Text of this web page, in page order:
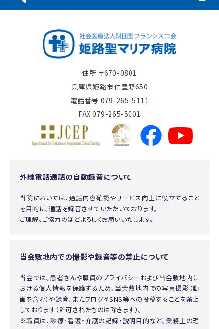
住所 〒670-0801
兵庫県姫路市仁豊野650
電話番号 079-265-5111
FAX 079-265-5001
外線電話通話の自動録音について
当院においては、通話内容確認やサービス向上に役立てること
を目的に、通話を録音させていただいております。
ご理解、ご協力のほどよろしくお願いいたします。
当会敷地内での撮影や録音等の禁止について
当会では、患者さんや職員のプライバシーおよび当会敷地内に
おける個人情報を保護するため、当会敷地内での写真撮影（動
画を含む）や録音、またブログやSNS等への投稿することを禁止
しております（許可されたものは除きます）。
※職員は、診療・看護・介護の記録・説明目的など、業務上の理